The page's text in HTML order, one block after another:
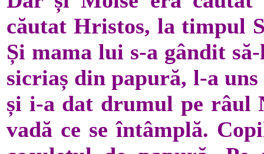
căutat Hristos, la timpul
Și mama lui s-a gândit
sicriaș din papură, l-a uns
și i-a dat drumul pe râul
vadă ce se întâmplă.